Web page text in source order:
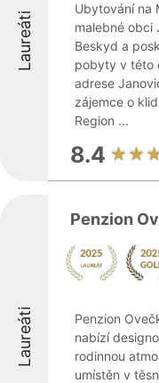
Laureáti
Ubytování na
malebné obci
Beskyd a
pobyty v této
adrese
zájemce o
Region ...
8.4
Laureáti
Penzion
Penzion
nabízí
rodinnou
umístěn v